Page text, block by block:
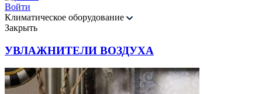
Войти
Климатическое оборудование
Закрыть
УВЛАЖНИТЕЛИ ВОЗДУХА